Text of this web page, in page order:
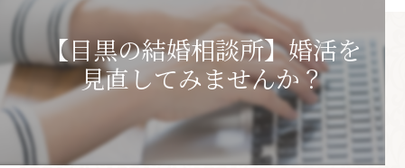
【目黒の結婚相談所】婚活を
見直してみませんか？